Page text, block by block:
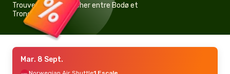
Trouvez un vol pas cher entre Bodø et
Trondheim
Mar. 8 Sept.